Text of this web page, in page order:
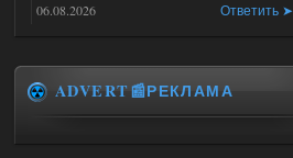
Ответить ➤
06.08.2026
DEDULYA-1967
ADVERT📰РЕКЛАМА